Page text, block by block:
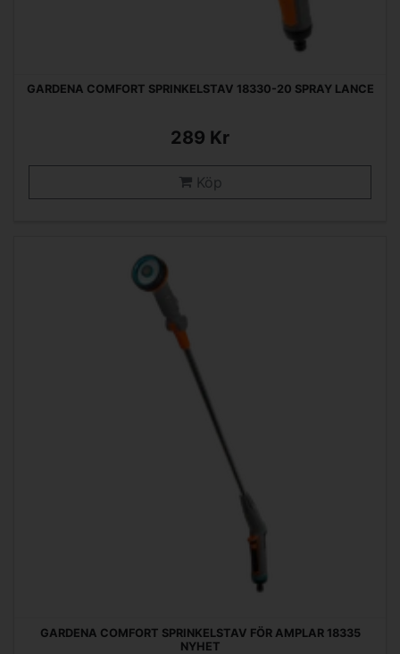
GARDENA COMFORT SPRINKELSTAV 18330-20 SPRAY LANCE
289 Kr
Köp
GARDENA COMFORT SPRINKELSTAV FÖR AMPLAR 18335
NYHET